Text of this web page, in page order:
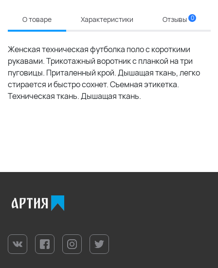
О товаре Характеристики Отзывы 0
Женская техническая футболка поло с короткими
рукавами. Трикотажный воротник с планкой на три
пуговицы. Приталенный крой. Дышащая ткань, легко
стирается и быстро сохнет. Съемная этикетка.
Техническая ткань. Дышащая ткань.